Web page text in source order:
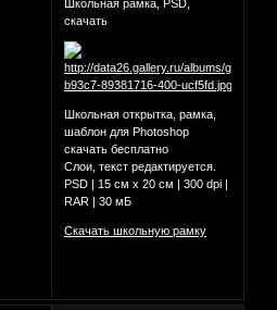
Школьная рамка, PSD,
скачать
Школьная открытка, рамка,
шаблон для Photoshop
скачать бесплатно
Слои, текст редактируется.
PSD | 15 см х 20 см | 300 dpi |
RAR | 30 мБ
Скачать школьную рамку